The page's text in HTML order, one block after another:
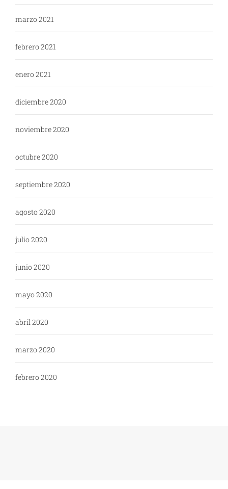
marzo 2021
febrero 2021
enero 2021
diciembre 2020
noviembre 2020
octubre 2020
septiembre 2020
agosto 2020
julio 2020
junio 2020
mayo 2020
abril 2020
marzo 2020
febrero 2020